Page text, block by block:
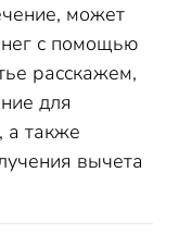
может
с помощью
расскажем,
для
а также
вычета